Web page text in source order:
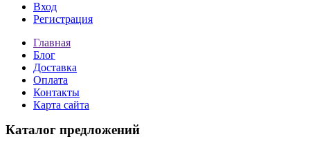
Вход
Регистрация
Главная
Блог
Доставка
Оплата
Контакты
Карта сайта
Каталог предложений